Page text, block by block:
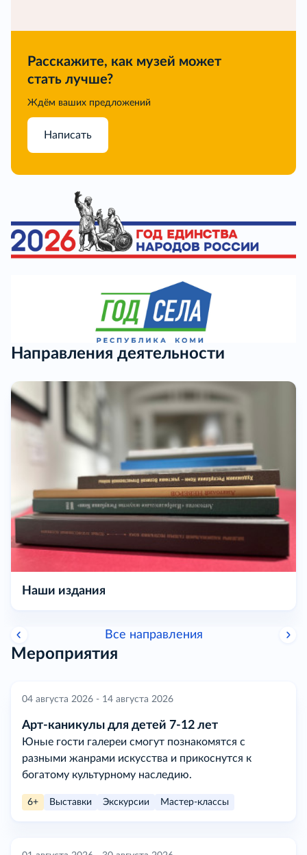
Расскажите, как музей может
стать лучше?
Ждём ваших предложений
Написать
Направления деятельности
Наши издания
Все направления
Мероприятия
04 августа 2026 - 14 августа 2026
Арт-каникулы для детей 7-12 лет
Юные гости галереи смогут познакомятся с
разными жанрами искусства и прикоснутся к
богатому культурному наследию.
6+ Выставки Экскурсии Мастер-классы